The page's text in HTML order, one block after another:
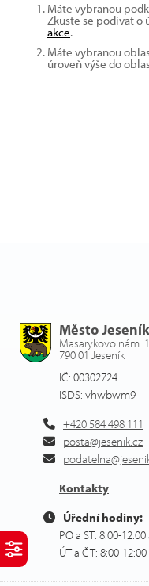
Máte vybranou
Zkuste se podívat o
akce.
Máte vybranou
úroveň výše do
Město Jeseník
Masarykovo nám.
790 01 Jeseník
IČ: 00302724
ISDS: vhwbwm9
+420 584 498 111
posta@jesenik.cz
Kontakty
Úřední hodiny:
PO a ST: 8:00-
ÚT a ČT: 8:00-